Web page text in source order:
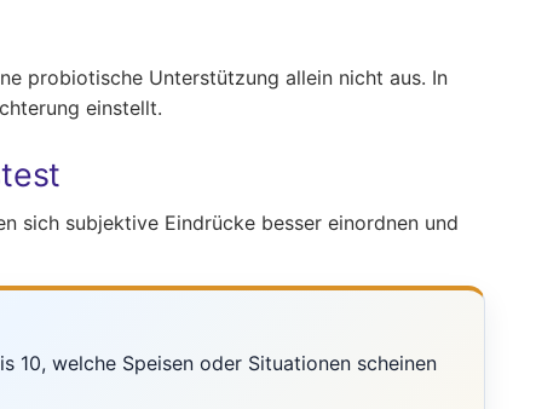
probiotische Unterstützung allein nicht aus. In
einstellt.
sich subjektive Eindrücke besser einordnen und
10, welche Speisen oder Situationen scheinen